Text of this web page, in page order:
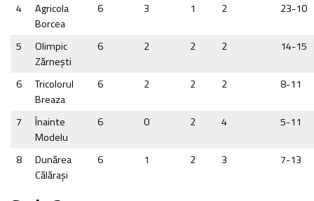
4
Agricola
Borcea
6 3 1 2 23-10
5
Olimpic
Zărneşti
6 2 2 2 14-15
6
Tricolorul
Breaza
6 2 2 2 8-11
7
Înainte
Modelu
6 0 2 4 5-11
8
Dunărea
Călăraşi
6 1 2 3 7-13